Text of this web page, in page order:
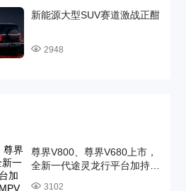
新能源大型SUV赛道激战正酣
2948
尊界V800、尊界V680上市，
全新一代途灵龙行平台加持重
3102